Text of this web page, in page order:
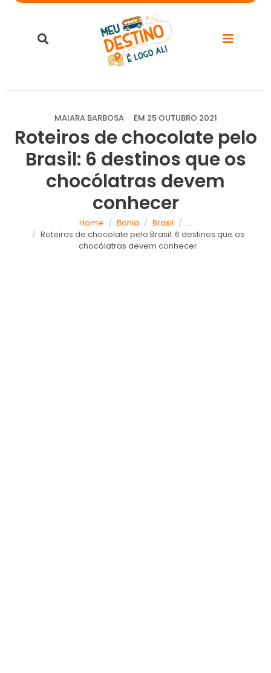
MAIARA BARBOSA EM 25 OUTUBRO 2021
Roteiros de chocolate pelo
Brasil: 6 destinos que os
chocólatras devem
conhecer
Home Bahia Brasil
...
Roteiros de chocolate pelo Brasil: 6 destinos que os
chocólatras devem conhecer